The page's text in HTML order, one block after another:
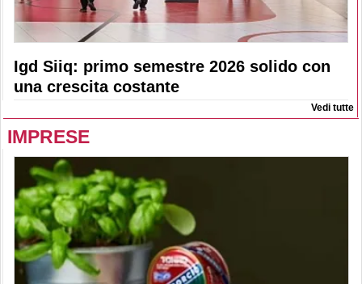
Igd Siiq: primo semestre 2026 solido con
una crescita costante
Vedi tutte
IMPRESE